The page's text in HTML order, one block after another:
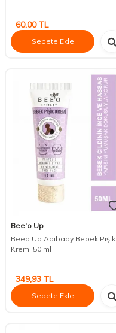
60,00TL
Sepete Ekle
Bee'o Up
Beeo Up Apibaby Bebek Pişik
Kremi 50 ml
349,93 TL
Sepete Ekle